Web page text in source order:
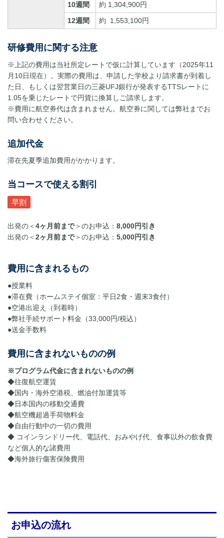
10週間
約 1,304,900円
12週間
約 1,553,100円
研修費用に関する注意
※上記の費用は当社所定レートで仮に計算しています（2025年11
月10日現在）。実際の費用は、申請した学校より請求書が到着し
た日、もしくは翌営業日の三菱UFJ銀行が発表するTTSレートに
1.05を乗じたレートで円貨に換算しご請求します。
※費用に航空券代は含まれません。航空券に関しては弊社までお
問い合わせください。
追加代金
滞在先夏季追加費用がかかります。
当コースで使える割引
早割
出発の＜4ヶ月前まで＞のお申込： 8,000円引き
出発の＜2ヶ月前まで＞のお申込： 5,000円引き
費用に含まれるもの
●授業料
●滞在費（ホームステイ個室：平日2食・週末3食付）
●空港出迎え（到着時）
●弊社手続サポート料金（33,000円/税込）
●送金手数料
費用に含まれないものの例
※プログラム代金に含まれないものの例
◆往復航空運賃
◆国内・海外空港税、燃油付加運賃等
◆日本国内の移動交通費
◆航空機超過手荷物料金
◆自由行動中の一切の費用
◆ コインランドリー代、電話代、おみやげ代、食事以外の飲食費
など個人的な諸費用
◆海外旅行傷害保険費用
お申込の流れ